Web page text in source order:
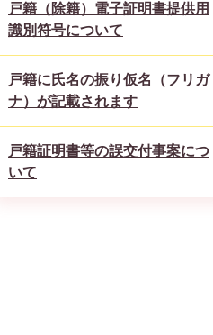
戸籍（除籍）電子証明書提供用
識別符号について
戸籍に氏名の振り仮名（フリガ
ナ）が記載されます
戸籍証明書等の誤交付事案につ
いて